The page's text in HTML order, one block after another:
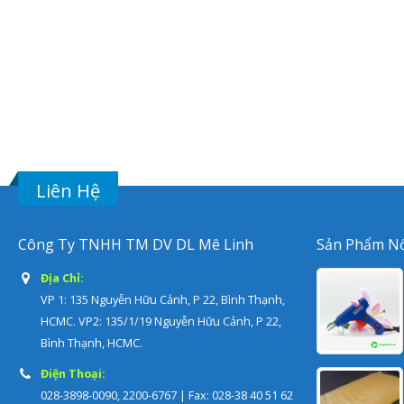
Liên Hệ
Công Ty TNHH TM DV DL Mê Linh
Địa Chỉ:
VP 1: 135 Nguyễn Hữu Cảnh, P 22, Bình Thạnh,
HCMC. VP2: 135/1/19 Nguyễn Hữu Cảnh, P 22,
Bình Thạnh, HCMC.
Điện Thoại:
028-3898-0090, 2200-6767 | Fax: 028-38 40 51 62
Sản Phẩm